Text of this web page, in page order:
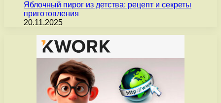
Яблочный пирог из детства: рецепт и секреты
приготовления
20.11.2025